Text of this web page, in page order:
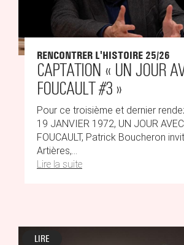
RENCONTRER L'HISTOIRE 25/26
CAPTATION « UN JOUR
FOUCAULT #3 »
Pour ce troisième et dernier
19 JANVIER 1972, UN JOUR
FOUCAULT, Patrick Boucheron
Artières,...
Lire la suite
LIRE